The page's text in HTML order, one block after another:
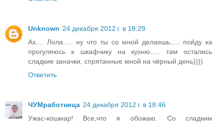
Unknown 24 декабря 2012 г. в 18:29
Ах.... Лола..... ну что ты со мной делаешь..... пойду ка
прогуляюсь к шкафчику на кухню..... там остались
сладкие заначки, спрятанные мной на чёрный день))))
Ответить
ЧУМработница 24 декабря 2012 г. в 18:46
Ужас-кошмар! Все,что я обожаю. Со сладким